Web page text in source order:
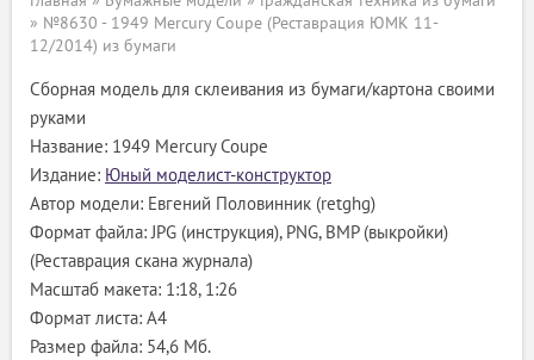
» №8630 - 1949 Mercury Coupe (Реставрация ЮМК 11-
12/2014) из бумаги
Сборная модель для склеивания из бумаги/картона своими
руками
Название: 1949 Mercury Coupe
Издание: Юный моделист-конструктор
Автор модели: Евгений Половинник (retghg)
Формат файла: JPG (инструкция), PNG, BMP (выкройки)
(Реставрация скана журнала)
Масштаб макета: 1:18, 1:26
Формат листа: А4
Размер файла: 54,6 Мб.